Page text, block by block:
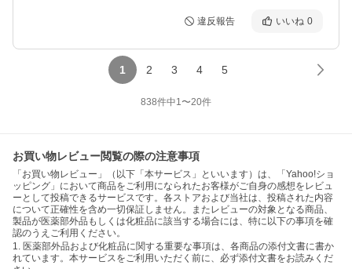
違反報告 いいね 0
1 2 3 4 5
838件中1〜20件
お買い物レビュー閲覧の際の注意事項
「お買い物レビュー」（以下「本サービス」といいます）は、「Yahoo!ショ
ッピング」において商品をご利用になられたお客様がご自身の感想をレビュ
ーとして投稿できるサービスです。各ストアおよび当社は、投稿された内容
について正確性を含め一切保証しません。またレビューの対象となる商品、
製品が医薬部外品もしくは化粧品に該当する場合には、特に以下の事項を確
認のうえご利用ください。
1. 医薬部外品および化粧品に関する重要な事項は、各商品の添付文書に書か
れています。本サービスをご利用いただく前に、必ず添付文書をお読みくだ